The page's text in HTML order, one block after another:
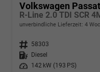
Volkswagen
unverbindliche Lieferzeit: 4
Fahrzeugnr. 58303
Kraftstoff
Diesel
Leistung
142 kW (193 PS)